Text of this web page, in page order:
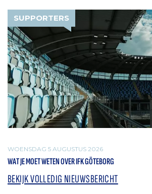
SUPPORTERS
WOENSDAG 5 AUGUSTUS 2026
WAT JE MOET WETEN OVER IFK GÖTEBORG
BEKIJK VOLLEDIG NIEUWSBERICHT